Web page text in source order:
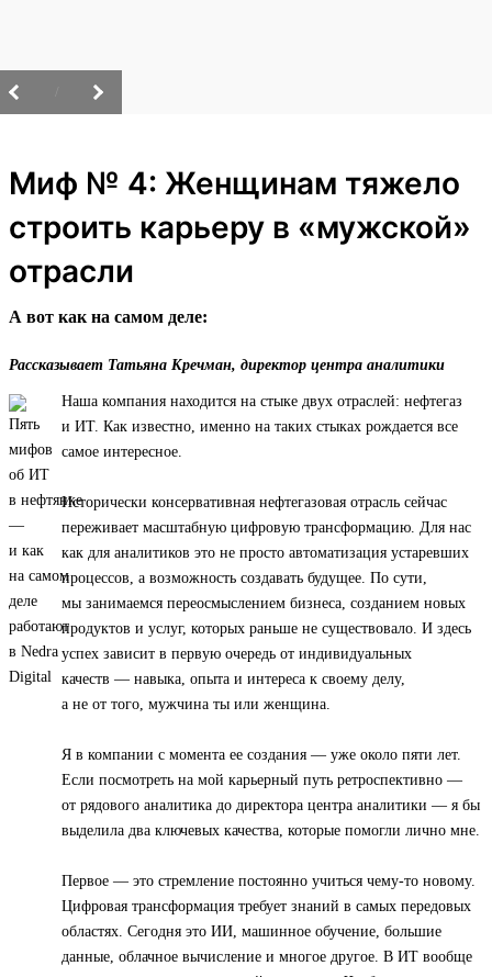
Миф № 4: Женщинам тяжело
строить карьеру в «мужской»
отрасли
А вот как на самом деле:
Рассказывает Татьяна Кречман, директор центра аналитики
Наша компания находится на стыке двух отраслей: нефтегаз
и ИТ. Как известно, именно на таких стыках рождается все
самое интересное.
Исторически консервативная нефтегазовая отрасль сейчас
переживает масштабную цифровую трансформацию. Для нас
как для аналитиков это не просто автоматизация устаревших
процессов, а возможность создавать будущее. По сути,
мы занимаемся переосмыслением бизнеса, созданием новых
продуктов и услуг, которых раньше не существовало. И здесь
успех зависит в первую очередь от индивидуальных
качеств — навыка, опыта и интереса к своему делу,
а не от того, мужчина ты или женщина.
Я в компании с момента ее создания — уже около пяти лет.
Если посмотреть на мой карьерный путь ретроспективно —
от рядового аналитика до директора центра аналитики — я бы
выделила два ключевых качества, которые помогли лично мне.
Первое — это стремление постоянно учиться чему-то новому.
Цифровая трансформация требует знаний в самых передовых
областях. Сегодня это ИИ, машинное обучение, большие
данные, облачное вычисление и многое другое. В ИТ вообще